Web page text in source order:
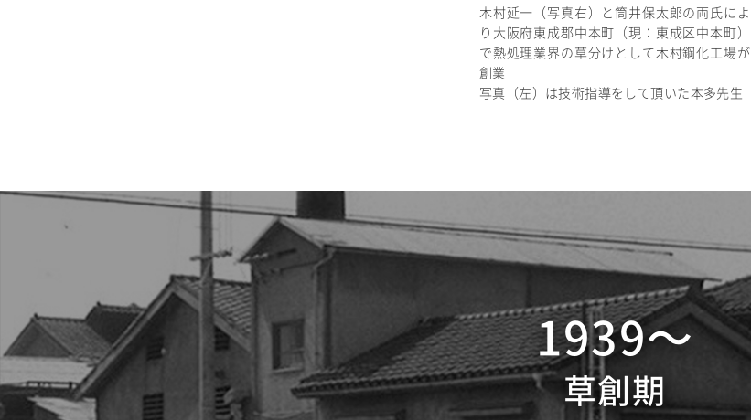
木村延一（写真右）と筒井保太郎の両氏によ
り大阪府東成郡中本町（現：東成区中本町）
で熱処理業界の草分けとして木村鋼化工場が
創業
写真（左）は技術指導をして頂いた本多先生
1939〜
草創期